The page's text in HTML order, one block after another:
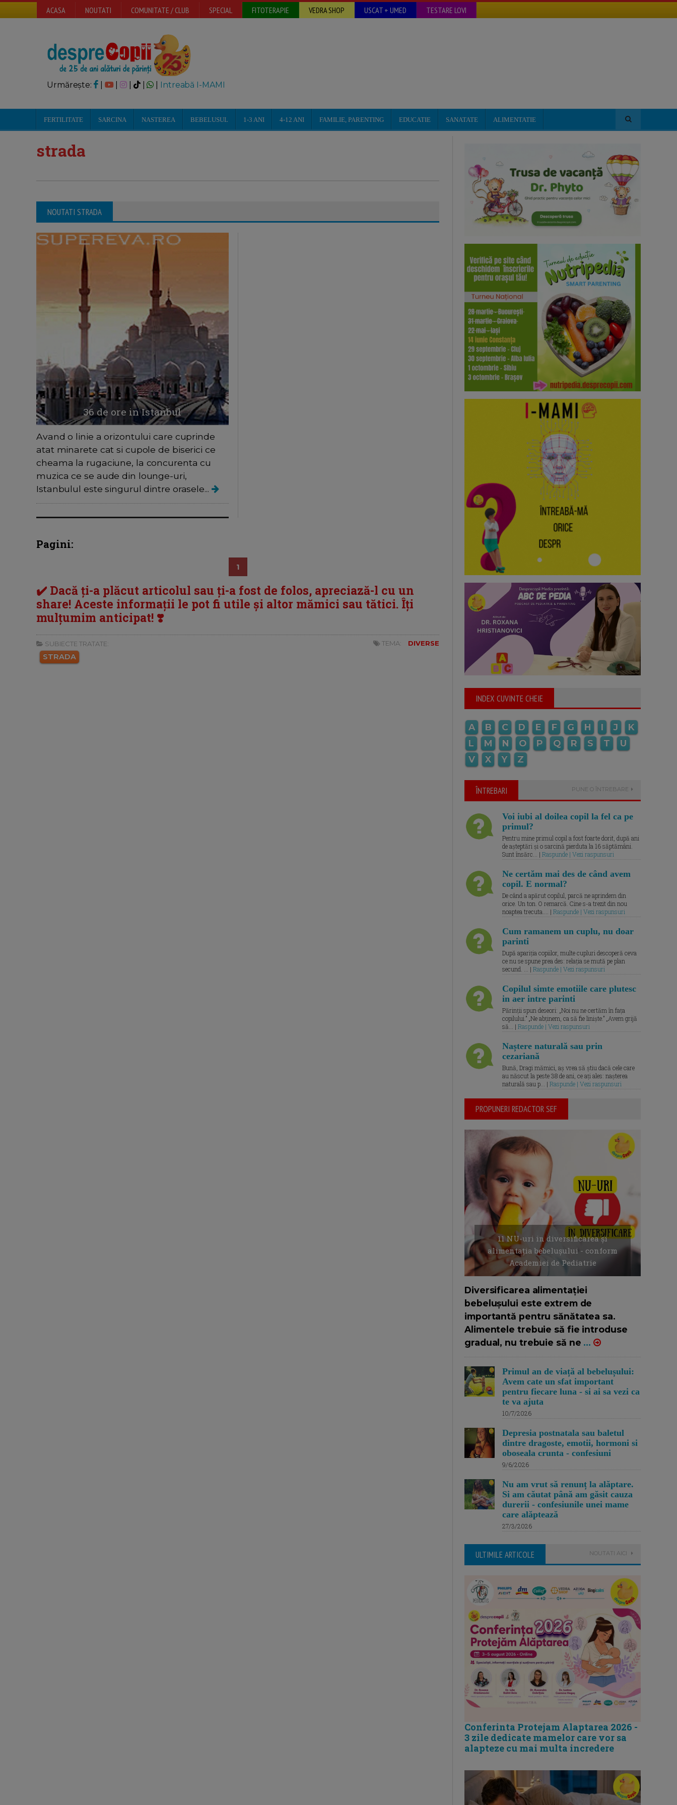
ACASA NOUTATI COMUNITATE / CLUB SPECIAL FITOTERAPIE VEDRA SHOP USCAT + UMED TESTARE LOVI
Urmărește: | | Intreabă I-MAMI
FERTILITATE SARCINA NASTEREA BEBELUSUL 1-3 ANI 4-12 ANI FAMILIE, PARENTING EDUCATIE SANATATE ALIMENTATIE
strada
NOUTATI STRADA
36 de ore in Istanbul
Avand o linie a orizontului care cuprinde
atat minarete cat si cupole de biserici ce
cheama la rugaciune, la concurenta cu
muzica ce se aude din lounge-uri,
Istanbulul este singurul dintre orasele...
Pagini:
1
✔️ Dacă ți-a plăcut articolul sau ți-a fost de folos, apreciază-l cu un
share! Aceste informații le pot fi utile și altor mămici sau tătici. Îți
mulțumim anticipat! ❣️
SUBIECTE TRATATE:
STRADA
TEMA: DIVERSE
INDEX CUVINTE CHEIE
A B C D E F G H I J
K
L
M N O P Q R S T
U
V
X Y Z
ÎNTREBARI PUNE O ÎNTREBARE
Voi iubi al doilea copil la fel ca pe
primul?
Pentru mine primul copil a fost foarte dorit, după ani
de așteptări și o sarcină pierduta la 16 săptămâni.
Sunt însărc... | Raspunde | Vezi raspunsuri
Ne certăm mai des de când avem
copil. E normal?
De când a apărut copilul, parcă ne aprindem din
orice. Un ton. O remarcă. Cine s-a trezit din nou
noaptea trecuta.... | Raspunde | Vezi raspunsuri
Cum ramanem un cuplu, nu doar
parinti
După apariția copiilor, multe cupluri descoperă ceva
ce nu se spune prea des: relația se mută pe plan
secund. ... | Raspunde | Vezi raspunsuri
Copilul simte emotiile care plutesc
in aer intre parinti
Părinții spun deseori: „Noi nu ne certăm în fața
copilului.” „Ne abținem, ca să fie liniște.” „Avem grijă
să... | Raspunde | Vezi raspunsuri
Naștere naturală sau prin
cezariană
Bună, Dragi mămici, aș vrea să știu dacă cele care
au născut la peste 38 de ani, ce ați ales: nașterea
naturală sau p... | Raspunde | Vezi raspunsuri
PROPUNERI REDACTOR SEF
11 NU-uri in diversificarea și
alimentația bebelușului - conform
Academiei de Pediatrie
Diversificarea alimentației
bebelușului este extrem de
importantă pentru sănătatea sa.
Alimentele trebuie să fie introduse
gradual, nu trebuie să ne ...
Primul an de viață al bebelușului:
Avem cate un sfat important
pentru fiecare luna - si ai sa vezi ca
te va ajuta
10/7/2026
Depresia postnatala sau baletul
dintre dragoste, emotii, hormoni si
oboseala crunta - confesiuni
9/6/2026
Nu am vrut să renunț la alăptare.
Si am căutat până am găsit cauza
durerii - confesiunile unei mame
care alăptează
27/3/2026
ULTIMILE ARTICOLE NOUTATI AICI
Conferinta Protejam Alaptarea 2026 -
3 zile dedicate mamelor care vor sa
alapteze cu mai multa incredere